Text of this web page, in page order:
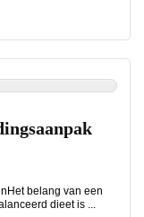
belang van een
dieet is ...